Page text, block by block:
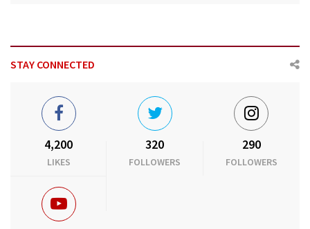
STAY CONNECTED
4,200
LIKES
320
FOLLOWERS
290
FOLLOWERS